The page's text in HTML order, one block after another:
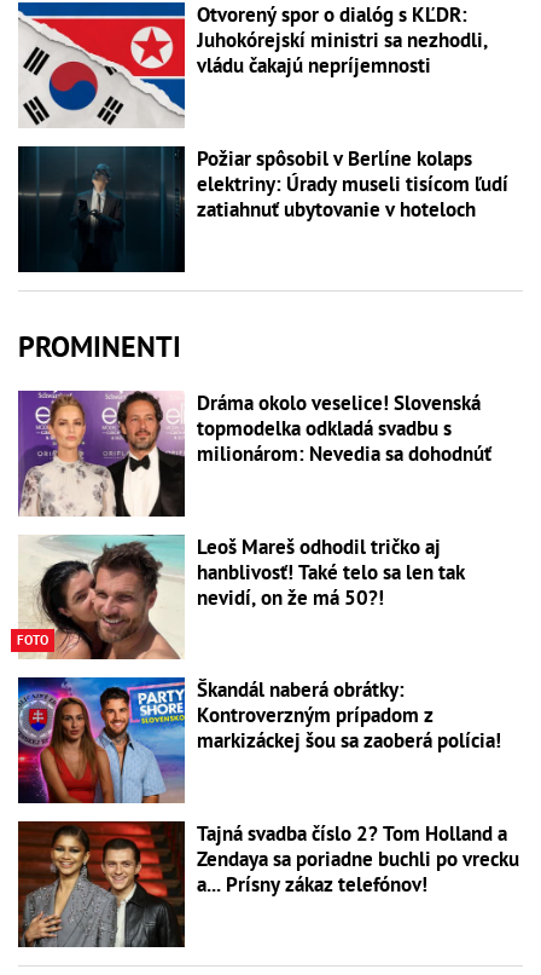
Otvorený spor o dialóg s KĽDR:
Juhokórejskí ministri sa nezhodli,
vládu čakajú nepríjemnosti
Požiar spôsobil v Berlíne kolaps
elektriny: Úrady museli tisícom ľudí
zatiahnuť ubytovanie v hoteloch
PROMINENTI
Dráma okolo veselice! Slovenská
topmodelka odkladá svadbu s
milionárom: Nevedia sa dohodnúť
FOTO
Leoš Mareš odhodil tričko aj
hanblivosť! Také telo sa len tak
nevidí, on že má 50?!
Škandál naberá obrátky:
Kontroverzným prípadom z
markizáckej šou sa zaoberá polícia!
Tajná svadba číslo 2? Tom Holland a
Zendaya sa poriadne buchli po vrecku
a... Prísny zákaz telefónov!